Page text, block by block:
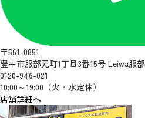
〒561-0851
豊中市服部元町1丁目3番15号 Leiwa服
0120-946-021
10:00～19:00（火・水定休）
店舗詳細へ